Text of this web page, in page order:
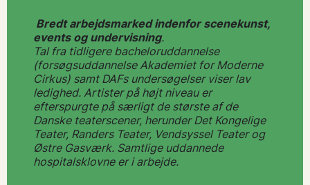
Bredt arbejdsmarked indenfor scenekunst,
events og undervisning.
Tal fra tidligere bacheloruddannelse
(forsøgsuddannelse Akademiet for Moderne
Cirkus) samt DAFs undersøgelser viser lav
ledighed. Artister på højt niveau er
efterspurgte på særligt de største af de
Danske teaterscener, herunder Det Kongelige
Teater, Randers Teater, Vendsyssel Teater og
Østre Gasværk. Samtlige uddannede
hospitalsklovne er i arbejde.